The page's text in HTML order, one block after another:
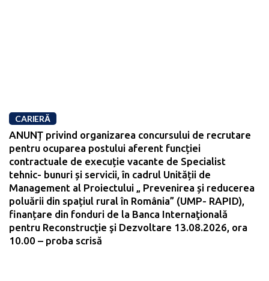
CARIERĂ
ANUNȚ privind organizarea concursului de recrutare
pentru ocuparea postului aferent funcției
contractuale de execuție vacante de Specialist
tehnic- bunuri și servicii, în cadrul Unității de
Management al Proiectului „ Prevenirea și reducerea
poluării din spațiul rural în România” (UMP- RAPID),
finanțare din fonduri de la Banca Internaţională
pentru Reconstrucţie şi Dezvoltare 13.08.2026, ora
10.00 – proba scrisă